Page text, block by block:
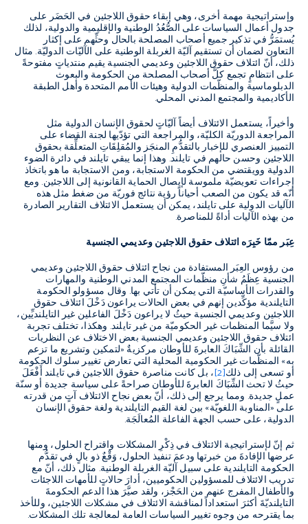
وإستراتيجية مهمة أخرى، وهي إبقاء حقوق اللاجئين في الحَضَر على
جدول أعمال السياسات على الصُّعُدُ الوطنية والإقليمية والدولية، لذلك
يُستمَرُّ في تذكير جميع أصحاب المصلحة بالحال وحثِّهم على إكثار
التعاون لضمان أن تستقيم آليّة الغربلة الوطنية على الآليّات الدوليّة. مثال
ذلك، أنّ ائتلاف حقوق اللاجئين وعديمي الجنسية يقيم منتدياتٍ مفتوحةً
على انتظامٍ تجمع كلَّ أصحاب المصلحة من الحكومة والبعوث
الدبلوماسية والمنظّمات الدولية وهيئات الأمم المتحدة وأهل الطبقة
الأكاديمية والمجتمع المدني المحلي.
وأخيراً، يستعمل الائتلاف أيضاً آليّاتٍ لحقوق الإنسان الدولية مثل
المراجعة الدوريّة الكليّة، والمراجعة التي تؤدّيها لجنة القضاء على
التمييز العنصري للإخبار بالتقدُّمِ المنجَز والمُقلِقَاتِ المتعلِّقة بحقوق
اللاجئين وحسن حالهم في تايلند. وهذا إنما يبقي تايلند في دائرة الضوء
الدولية وويقتضي من الحكومة الاستجابة، ومن الاستجابة ما هو باتخاذ
إجراءات تعويضيّة ملموسة لإيصال الحماية القانونية إلى اللاجئين. ومع
أنّه قد يكون من الصعب أحياناً رؤية نتائج فوريّة من ضغط مثل هذه
الآليات الدولية على تايلند، يمكن أن يستعمل الائتلاف التقارير الصادرة
من بهذه الآليات أداةً للمناصرة.
عِبَر ممّا خَبِرَه ائتلاف حقوق اللاجئين وعديمي الجنسية
من رؤوس العِبَر المستفادة من نجاح ائتلاف حقوق اللاجئين وعديمي
الجنسية عِظَمُ شأنِ منظّمات المجتمع المدني الوطنية والمهارات
والقدرات الأساسيّة التي يمكن أن تأتي بها. وقال مسؤولو الحكومة
التايلندية مؤكِّدين إنهم في بعض الحالات يراعون دَخْلَ ائتلاف حقوق
اللاجئين وعديمي الجنسية حيثُ لا يراعون دَخْلَ الفاعلين غير التايلنديِّين،
ولا سيَّما المنظمات غير الحكوميّة من غير تايلند. وهكذا، تختلف تجربة
ائتلاف حقوق اللاجئين وعديمي الجنسية بعض الاختلاف عن النظريات
القائلة بأن الشِّبَاكَ العابرةَ للأوطان مركزيةٌ «لتمكين وتشريع ما تزعم
به» المنظّمات غير الحكومية المحلية التي تعارض تغيير سلوك الحكومة
أو تسعى إلى ذلك[2] ، بل كانت مناصرة حقوق اللاجئين في تايلند أَفْعَلَ
حيثُ لا تحث الشِّبَاكَ العابرةَ للأوطان صراحةً على سياسة جديدة أو سنّة
عملٍ جديدة. ومما يرجع إلى ذلك، أنّ بعض نجاح الائتلاف آتٍ من قدرته
على «المناوبة اللغويّة» بين لغة القيم التايلندية ولغة حقوق الإنسان
الدولية، على حسب الجهة الفاعلة المُعالَجَة.
ثم إنّ لإستراتيجية الائتلاف في ذِكْرِ المشكلات واقتراح الحلول، ومنها
عرضها الإفادةَ من خبرتها ودعمَ تنفيذ الحلول، وَقْعٌ ذو بالٍ في تقدُّم
الحكومة التايلندية على سبيل آليّة الغربلة الوطنية. مثال ذلك، أنّ مع
تدريب الائتلاف للمسؤولين الحكوميين، أدارَ حالاتٍ للأمهات اللاجئات
والأطفال المفرج عنهم من الحَجْز، ولقد صيَّرَ هذا الدعم الحكومةَ
التايلنديّةَ أكثرَ استعداداً لمناقشة الائتلاف في مشكلات اللاجئين، وللأخذ
بما يقترحه من وجوه تغيير السياسات العامة لمعالجة تلك المشكلات.